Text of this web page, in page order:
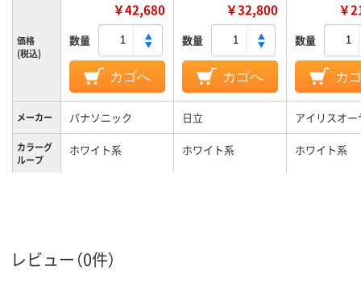
価格
(税込)
￥42,680
数量
カゴへ
￥32,800
数量
カゴへ
￥
数量
カ
メーカー パナソニック 日立 アイリスオー
カラーグ
ループ
ホワイト系 ホワイト系 ホワイト系
重量 15.2kg
レビュー（0件）